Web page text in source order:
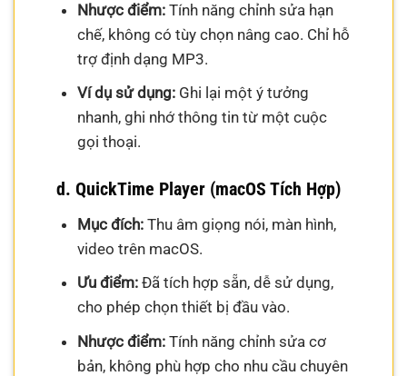
Nhược điểm:Tính năng chỉnh sửa hạn
chế, không có tùy chọn nâng cao. Chỉ hỗ
trợ định dạng MP3.
Ví dụ sử dụng:Ghi lại một ý tưởng
nhanh, ghi nhớ thông tin từ một cuộc
gọi thoại.
d. QuickTime Player (macOS Tích Hợp)
Mục đích:Thu âm giọng nói, màn hình,
video trên macOS.
Ưu điểm:Đã tích hợp sẵn, dễ sử dụng,
cho phép chọn thiết bị đầu vào.
Nhược điểm:Tính năng chỉnh sửa cơ
bản, không phù hợp cho nhu cầu chuyên